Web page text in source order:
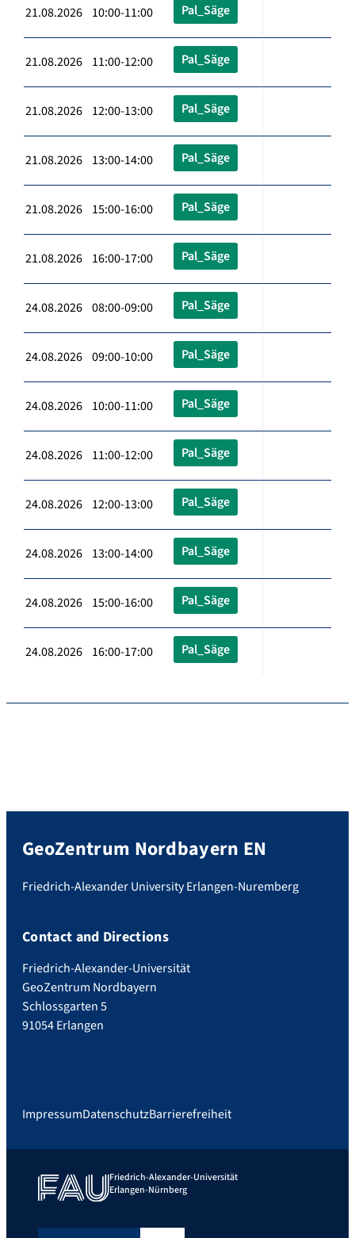
21.08.2026 10:00-11:00 Pal_Säge
21.08.2026 11:00-12:00 Pal_Säge
21.08.2026 12:00-13:00 Pal_Säge
21.08.2026 13:00-14:00 Pal_Säge
21.08.2026 15:00-16:00 Pal_Säge
21.08.2026 16:00-17:00 Pal_Säge
24.08.2026 08:00-09:00 Pal_Säge
24.08.2026 09:00-10:00 Pal_Säge
24.08.2026 10:00-11:00 Pal_Säge
24.08.2026 11:00-12:00 Pal_Säge
24.08.2026 12:00-13:00 Pal_Säge
24.08.2026 13:00-14:00 Pal_Säge
24.08.2026 15:00-16:00 Pal_Säge
24.08.2026 16:00-17:00 Pal_Säge
GeoZentrum Nordbayern EN
Friedrich-Alexander University Erlangen-Nuremberg
Contact and Directions
Friedrich-Alexander-Universität
GeoZentrum Nordbayern
Schlossgarten 5
91054 Erlangen
ImpressumDatenschutzBarrierefreiheit
Friedrich-Alexander-Universität
Erlangen-Nürnberg